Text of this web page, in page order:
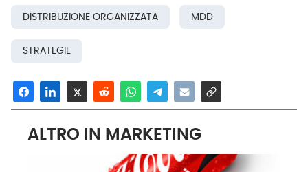
DISTRIBUZIONE ORGANIZZATA MDD
STRATEGIE
ALTRO IN MARKETING